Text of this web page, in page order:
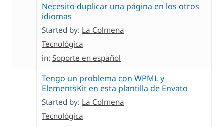
Necesito duplicar una página en los otros
idiomas
Started by: La Colmena
Tecnológica
in: Soporte en español
Tengo un problema con WPML y
ElementsKit en esta plantilla de Envato
Started by: La Colmena
Tecnológica